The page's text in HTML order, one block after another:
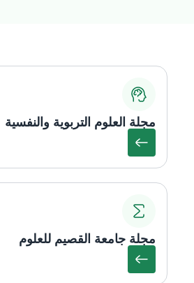
مجلة العلوم التربوية والنفسية
مجلة جامعة القصيم للعلوم